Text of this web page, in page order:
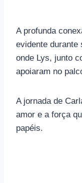
A profunda
evidente durante
onde Lys, junto
apoiaram no
A jornada de
amor e a força
papéis.